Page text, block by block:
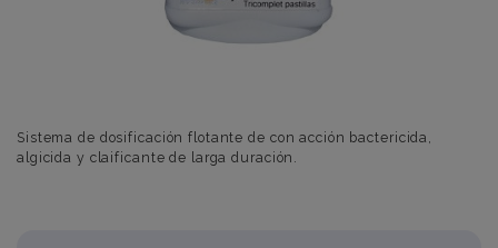
Sistema de dosificación flotante de con acción bactericida,
algicida y claificante de larga duración.